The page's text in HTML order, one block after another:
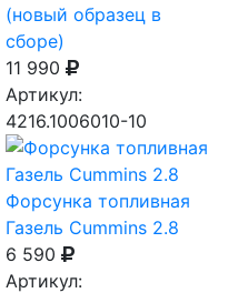
(новый образец в
сборе)
11 990
Артикул:
4216.1006010-10
Форсунка топливная
Газель Cummins 2.8
6 590
Артикул: